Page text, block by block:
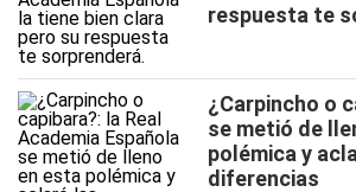
respuesta te
¿Carpincho o
se metió de
polémica y
diferencias